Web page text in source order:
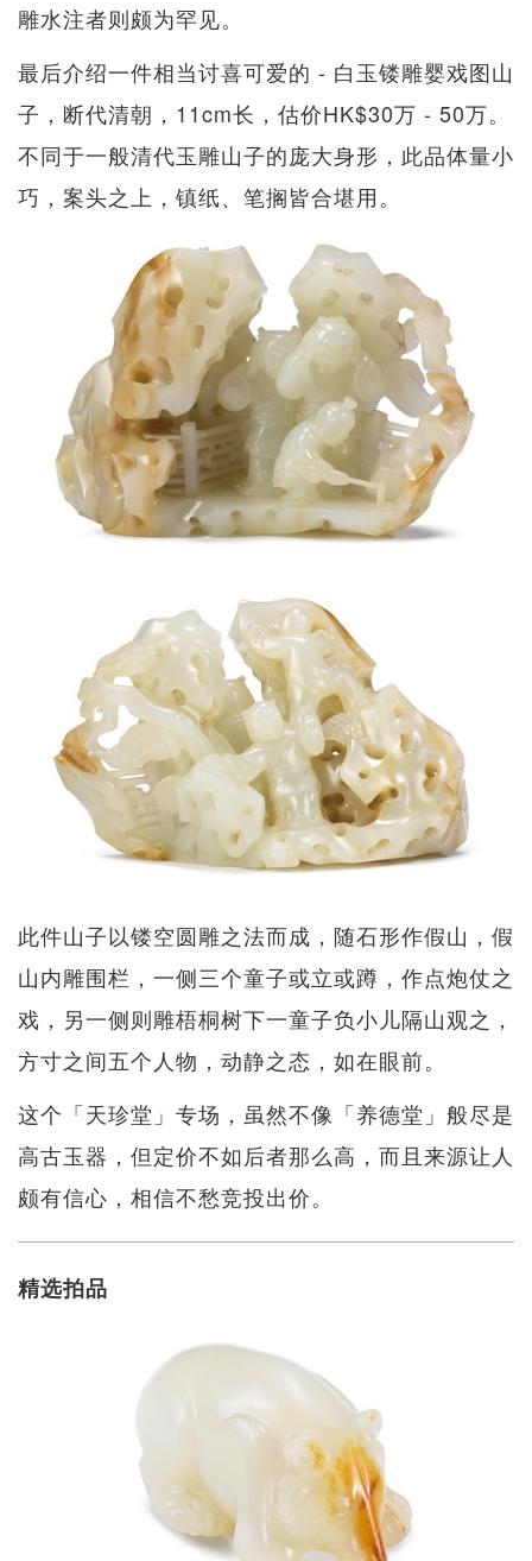
雕水注者则颇为罕见。
最后介绍一件相当讨喜可爱的 - 白玉镂雕婴戏图山
子，断代清朝，11cm长，估价HK$30万 - 50万。
不同于一般清代玉雕山子的庞大身形，此品体量小
巧，案头之上，镇纸、笔搁皆合堪用。
此件山子以镂空圆雕之法而成，随石形作假山，假
山内雕围栏，一侧三个童子或立或蹲，作点炮仗之
戏，另一侧则雕梧桐树下一童子负小儿隔山观之，
方寸之间五个人物，动静之态，如在眼前。
这个「天珍堂」专场，虽然不像「养德堂」般尽是
高古玉器，但定价不如后者那么高，而且来源让人
颇有信心，相信不愁竞投出价。
精选拍品